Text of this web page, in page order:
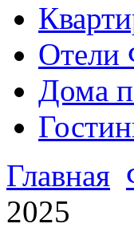
Отели
Дома
Главная
2025